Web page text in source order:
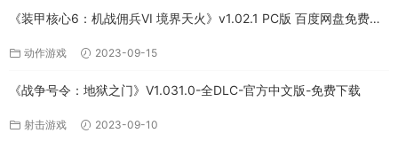
《装甲核心6：机战佣兵VI 境界天火》v1.02.1 PC版 百度网盘免费下
动作游戏 2023-09-15
《战争号令：地狱之门》V1.031.0-全DLC-官方中文版-免费下载
射击游戏 2023-09-10